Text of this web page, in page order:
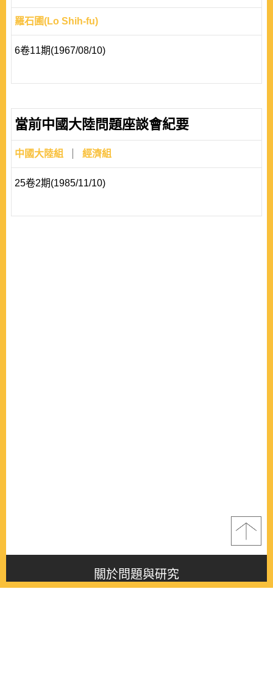
羅石圃(Lo Shih-fu)
6卷11期(1967/08/10)
當前中國大陸問題座談會紀要
中國大陸組 經濟組
25卷2期(1985/11/10)
關於問題與研究
About this journal